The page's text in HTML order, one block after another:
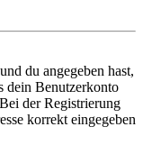
du angegeben hast,
dein Benutzerkonto
der Registrierung
korrekt eingegeben